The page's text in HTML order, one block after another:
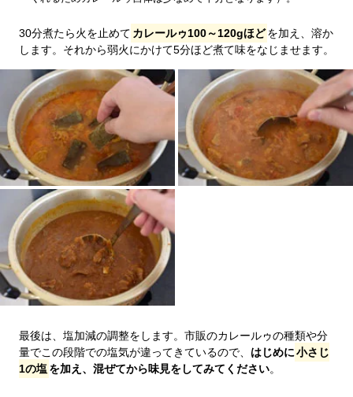
30分煮たら火を止めて カレールゥ100～120gほどを加え、溶か
します。それから弱火にかけて5分ほど煮て味をなじませます。
最後は、塩加減の調整をします。市販のカレールゥの種類や分
量でこの段階での塩気が違ってきているので、 はじめに小さじ
1の塩を加え、混ぜてから味見をしてみてください。